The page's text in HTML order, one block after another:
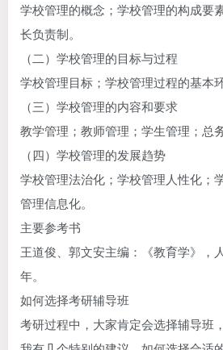
学校管理的概念；学校管理的构成要
长负责制。
（二）学校管理的目标与过程
学校管理目标；学校管理过程的基本
（三）学校管理的内容和要求
教学管理；教师管理；学生管理；总务
（四）学校管理的发展趋势
学校管理法治化；学校管理人性化；
管理信息化。
主要参考书
王道俊、郭文安主编：《教育学》，
年。
如何选择考研辅导班
考研过程中，大家肯定会选择辅导班